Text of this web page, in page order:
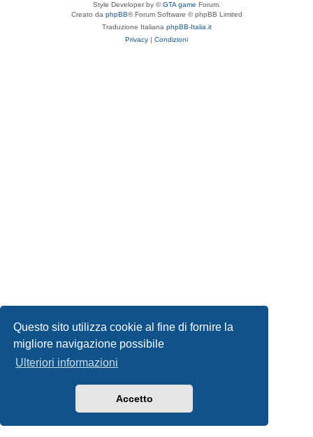
Questo sito utilizza cookie al fine di fornire la
migliore navigazione possibile
Ulteriori informazioni
Accetto
Style Developer by ©GTA game Forum.
Creato da phpBB® Forum Software © phpBB Limited
Traduzione Italiana phpBB-Italia.it
Privacy | Condizioni